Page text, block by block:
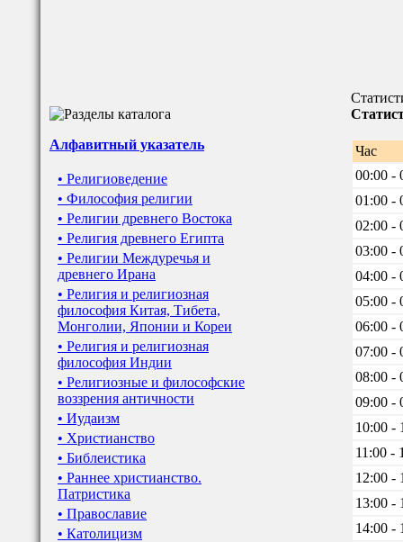
Алфавитный указатель
• Религиоведение
• Философия религии
• Религии древнего Востока
• Религия древнего Египта
• Религии Междуречья и
древнего Ирана
• Религия и религиозная
философия Китая, Тибета,
Монголии, Японии и Кореи
• Религия и религиозная
философия Индии
• Религиозные и философские
воззрения античности
• Иудаизм
• Христианство
• Библеистика
• Раннее христианство.
Патристика
• Православие
• Католицизм
Час
00:00 -
01:00 -
02:00 -
03:00 -
04:00 -
05:00 -
06:00 -
07:00 -
08:00 -
09:00 -
10:00 -
11:00 -
12:00 -
13:00 -
14:00 -